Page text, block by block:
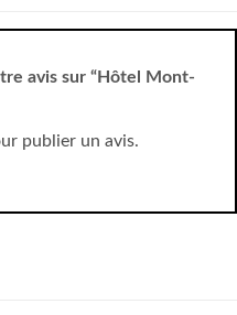
avis sur “Hôtel Mont-
publier un avis.